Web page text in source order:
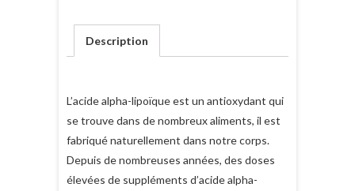
Description
L’acide alpha-lipoïque est un antioxydant qui
se trouve dans de nombreux aliments, il est
fabriqué naturellement dans notre corps.
Depuis de nombreuses années, des doses
élevées de suppléments d’acide alpha-